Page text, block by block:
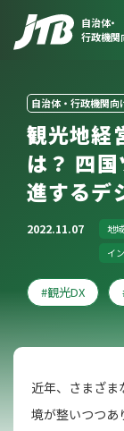
自治体・
行政機関
自治体・行政機関向
観光地経
は？ 四
進するデ
2022.11.07 地
イ
観光DX
近年、さまざま
境が整いつつあ